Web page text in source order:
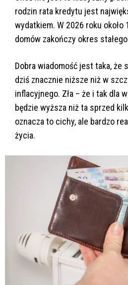
rodzin rata kredytu jest
wydatkiem. W 2026 roku około
domów zakończy okres
Dobra wiadomość jest taka, że
dziś znacznie niższe niż w
inflacyjnego. Zła – że i tak dla
będzie wyższa niż ta sprzed
oznacza to cichy, ale bardzo
życia.